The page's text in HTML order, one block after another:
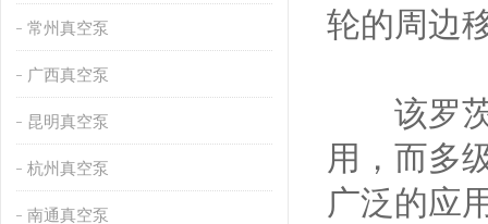
常州真空泵
广西真空泵
昆明真空泵
杭州真空泵
南通真空泵
轮的周边
该罗茨
用，而多
广泛的应